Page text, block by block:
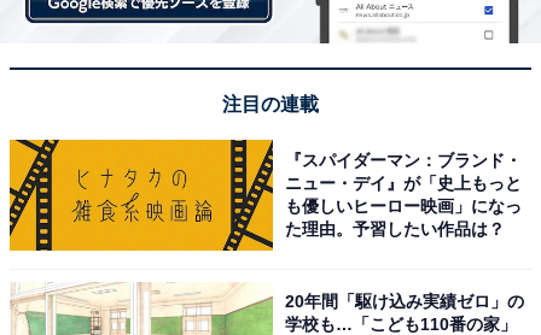
注目の連載
『スパイダーマン：ブランド・
ニュー・デイ』が「史上もっと
も優しいヒーロー映画」になっ
た理由。予習したい作品は？
20年間「駆け込み実績ゼロ」の
学校も…「こども110番の家」